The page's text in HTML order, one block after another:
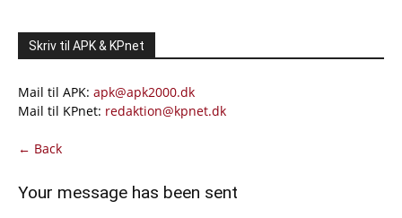
Skriv til APK & KPnet
Mail til APK: apk@apk2000.dk
Mail til KPnet: redaktion@kpnet.dk
← Back
Your message has been sent